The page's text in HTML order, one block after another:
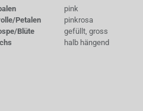
pink
Petalen
pinkrosa
Blüte
gefüllt, gross
halb hängend